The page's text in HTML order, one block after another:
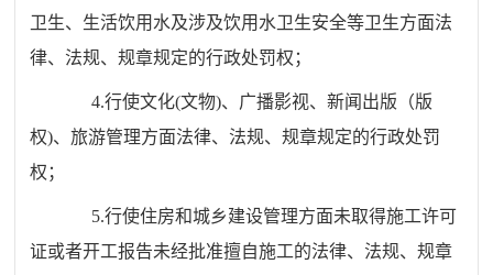
卫生、生活饮用水及涉及饮用水卫生安全等卫生方面法
律、法规、规章规定的行政处罚权；
4.行使文化(文物)、广播影视、新闻出版（版
权)、旅游管理方面法律、法规、规章规定的行政处罚
权；
5.行使住房和城乡建设管理方面未取得施工许可
证或者开工报告未经批准擅自施工的法律、法规、规章